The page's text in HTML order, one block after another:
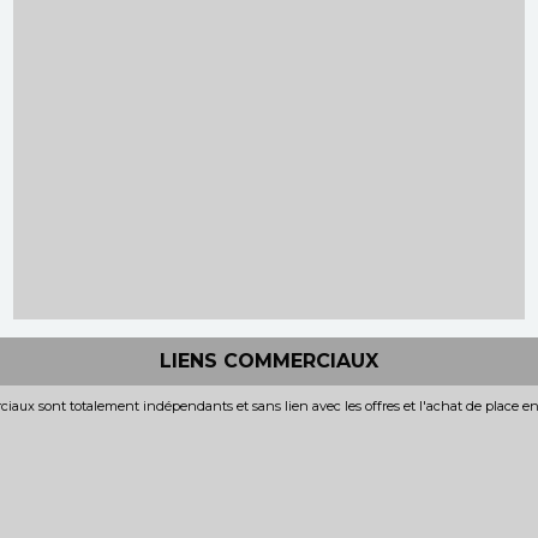
LIENS COMMERCIAUX
sont totalement indépendants et sans lien avec les offres et l'achat de place